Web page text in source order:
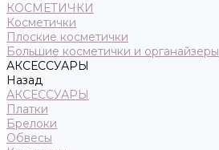
КОСМЕТИЧКИ
Косметички
Плоские косметички
Большие косметички и органайзеры
АКСЕССУАРЫ
Назад
АКСЕССУАРЫ
Платки
Брелоки
Обвесы